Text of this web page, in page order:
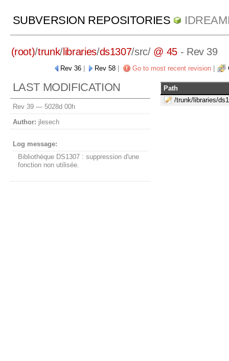
SUBVERSION REPOSITORIES
(root)/trunk/libraries/ds1307/src/ @ 45- Rev 39
Rev 36| Rev 58| Go to most recent revision|
LAST MODIFICATION
Rev 39 — 5028d 00h
Author: jlesech
Log message:
Bibliothèque DS1307 : suppression d'une
fonction non utilisée.
Path
/trunk/libraries/